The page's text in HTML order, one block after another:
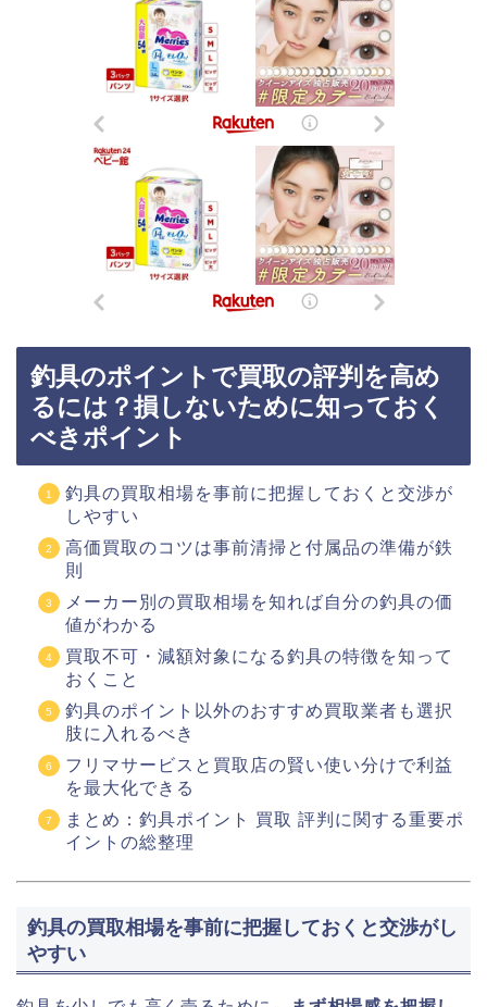
釣具のポイントで買取の評判を高め
るには？損しないために知っておく
べきポイント
釣具の買取相場を事前に把握しておくと交渉が
しやすい
高価買取のコツは事前清掃と付属品の準備が鉄
則
メーカー別の買取相場を知れば自分の釣具の価
値がわかる
買取不可・減額対象になる釣具の特徴を知って
おくこと
釣具のポイント以外のおすすめ買取業者も選択
肢に入れるべき
フリマサービスと買取店の賢い使い分けで利益
を最大化できる
まとめ：釣具ポイント 買取 評判に関する重要ポ
イントの総整理
釣具の買取相場を事前に把握しておくと交渉がし
やすい